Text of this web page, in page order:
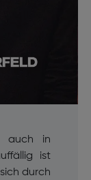
auch in
ist
durch